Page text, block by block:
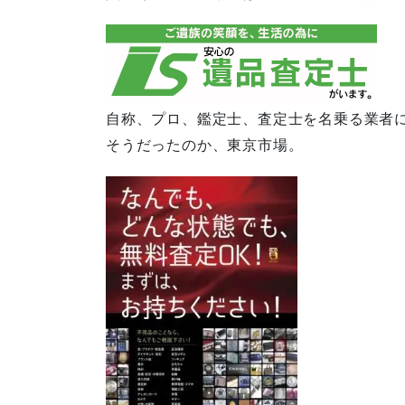
自称、プロ、鑑定士、査定士を名乗る業者
そうだったのか、東京市場。